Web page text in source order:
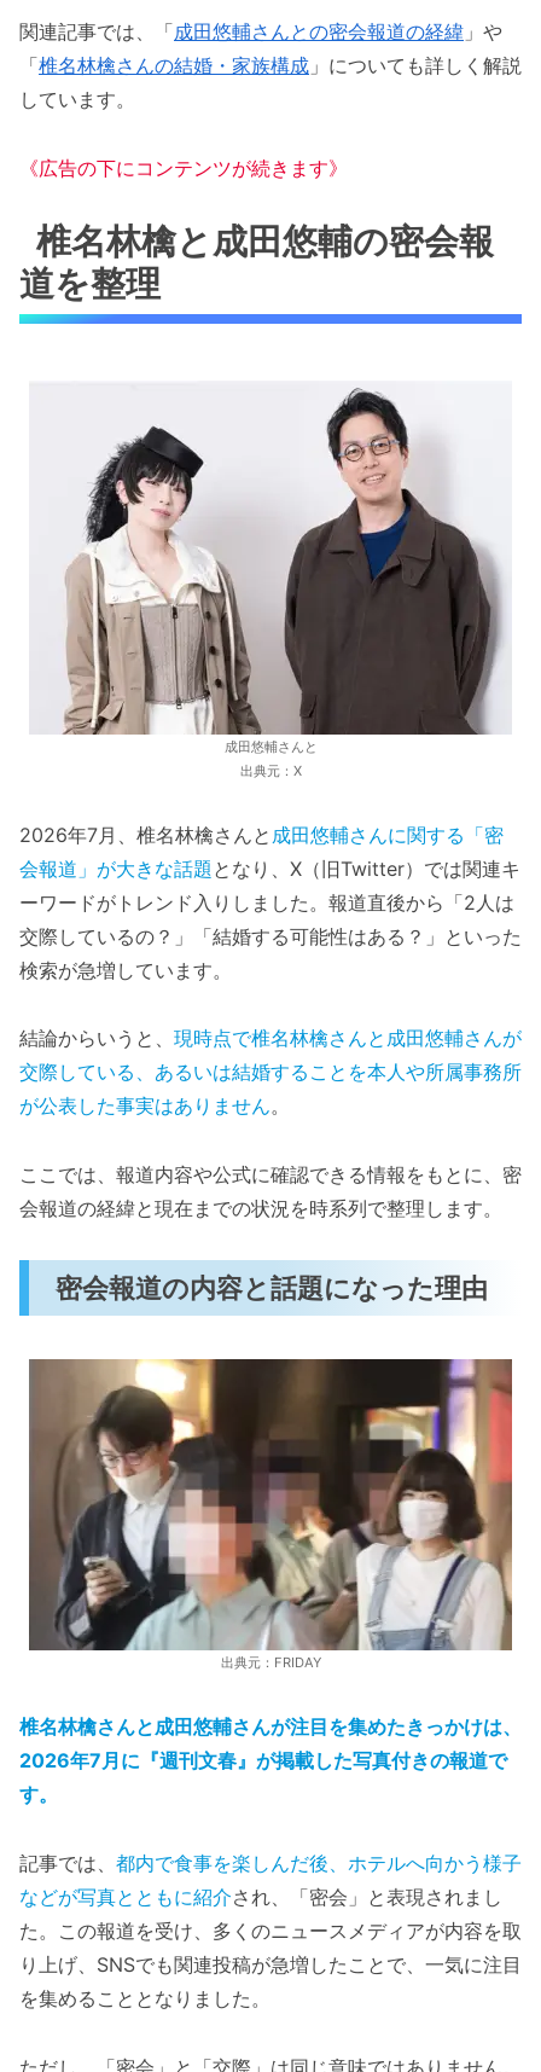
関連記事では、「成田悠輔さんとの密会報道の経緯 」や
「椎名林檎さんの結婚・家族構成 」についても詳しく解説
しています。
《広告の下にコンテンツが続きます》
椎名林檎と成田悠輔の密会報
道を整理
成田悠輔さんと
出典元：X
2026年7月、椎名林檎さんと 成田悠輔さんに関する「密
会報道」が大きな話題 となり、X（旧Twitter）では関連キ
ーワードがトレンド入りしました。報道直後から「2人は
交際しているの？」「結婚する可能性はある？」といった
検索が急増しています。
結論からいうと、 現時点で椎名林檎さんと成田悠輔さんが
交際している、あるいは結婚することを本人や所属事務所
が公表した事実はありません。
ここでは、報道内容や公式に確認できる情報をもとに、密
会報道の経緯と現在までの状況を時系列で整理します。
密会報道の内容と話題になった理由
出典元：FRIDAY
椎名林檎さんと成田悠輔さんが注目を集めたきっかけは、
2026年7月に『週刊文春』が掲載した写真付きの報道で
す。
記事では、 都内で食事を楽しんだ後、ホテルへ向かう様子
などが写真とともに紹介され、「密会」と表現されまし
た。この報道を受け、多くのニュースメディアが内容を取
り上げ、SNSでも関連投稿が急増したことで、一気に注目
を集めることとなりました。
ただし、「密会」と「交際」は同じ意味ではありません。